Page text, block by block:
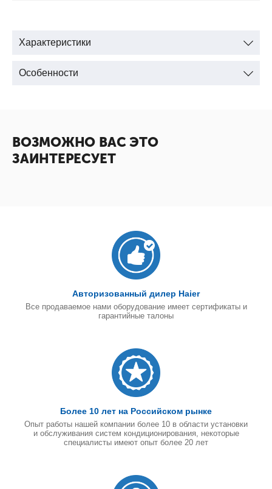
Характеристики
Особенности
ВОЗМОЖНО ВАС ЭТО
ЗАИНТЕРЕСУЕТ
Авторизованный дилер Haier
Все продаваемое нами оборудование имеет сертификаты и
гарантийные талоны
Более 10 лет на Российском рынке
Опыт работы нашей компании более 10 в области установки
и обслуживания систем кондиционирования, некоторые
специалисты имеют опыт более 20 лет